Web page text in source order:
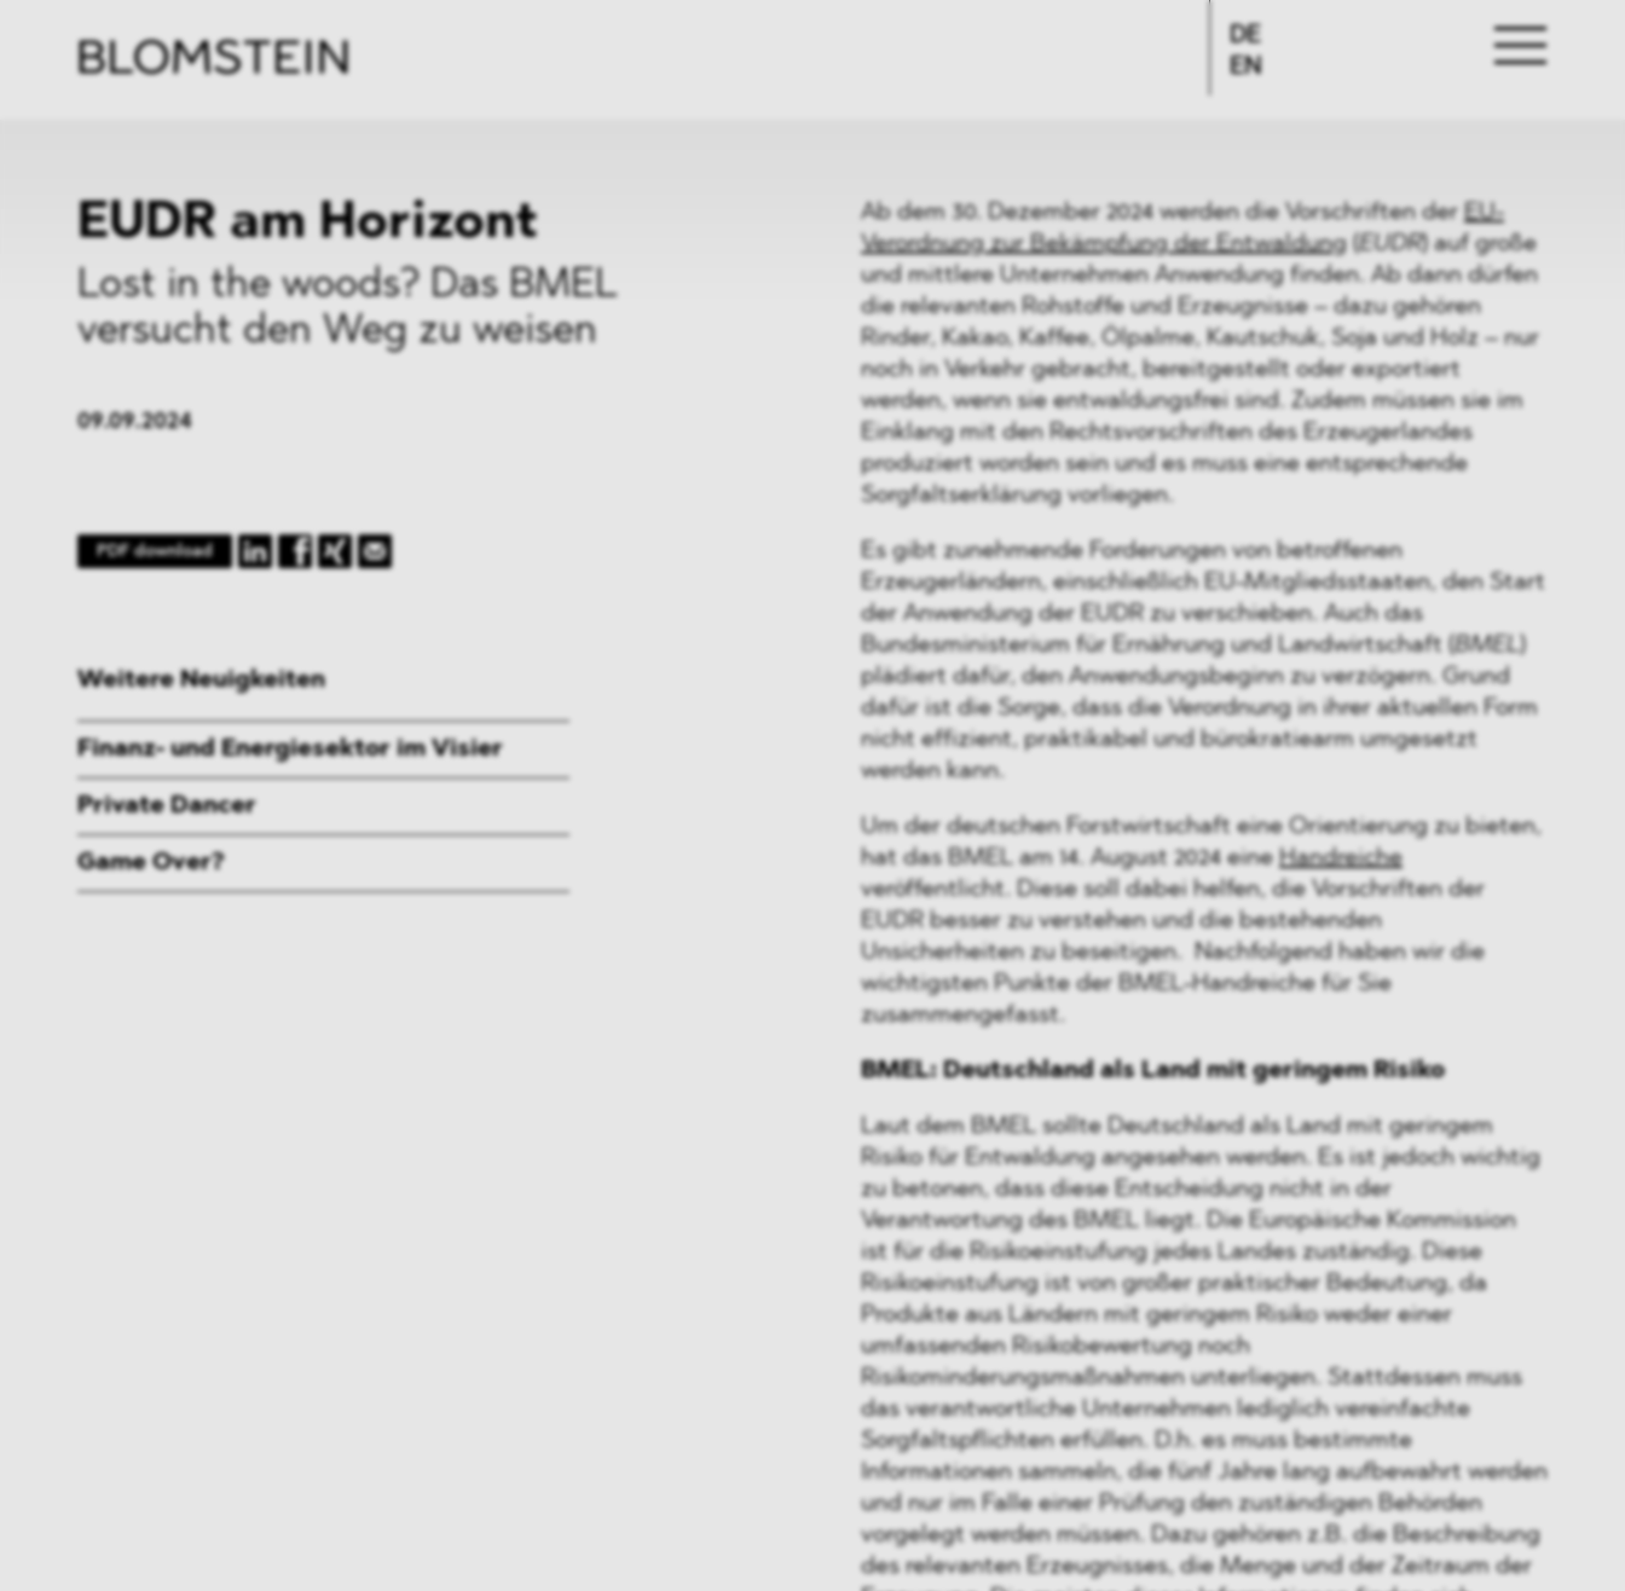
DE
EN
EUDR am Horizont
Lost in the woods? Das BMEL
versucht den Weg zu weisen
09.09.2024
PDF download
Ab dem 30. Dezember 2024 werden die Vorschriften der EU-
Verordnung zur Bekämpfung der Entwaldung( EUDR) auf große
und mittlere Unternehmen Anwendung finden. Ab dann dürfen
die relevanten Rohstoffe und Erzeugnisse – dazu gehören
Rinder, Kakao, Kaffee, Ölpalme, Kautschuk, Soja und Holz – nur
noch in Verkehr gebracht, bereitgestellt oder exportiert
werden, wenn sie entwaldungsfrei sind. Zudem müssen sie im
Einklang mit den Rechtsvorschriften des Erzeugerlandes
produziert worden sein und es muss eine entsprechende
Sorgfaltserklärung vorliegen.
Es gibt zunehmende Forderungen von betroffenen
Erzeugerländern, einschließlich EU-Mitgliedsstaaten, den Start
der Anwendung der EUDR zu verschieben. Auch das
Bundesministerium für Ernährung und Landwirtschaft (
BMEL)
plädiert dafür, den Anwendungsbeginn zu verzögern. Grund
dafür ist die Sorge, dass die Verordnung in ihrer aktuellen Form
nicht effizient, praktikabel und bürokratiearm umgesetzt
werden kann.
Um der deutschen Forstwirtschaft eine Orientierung zu bieten,
hat das BMEL am 14. August 2024 eine Handreiche
veröffentlicht. Diese soll dabei helfen, die Vorschriften der
EUDR besser zu verstehen und die bestehenden
Unsicherheiten zu beseitigen. Nachfolgend haben wir die
wichtigsten Punkte der BMEL-Handreiche für Sie
zusammengefasst.
BMEL: Deutschland als Land mit geringem Risiko
Laut dem BMEL sollte Deutschland als Land mit geringem
Risiko für Entwaldung angesehen werden. Es ist jedoch wichtig
zu betonen, dass diese Entscheidung nicht in der
Verantwortung des BMEL liegt. Die Europäische Kommission
ist für die Risikoeinstufung jedes Landes zuständig. Diese
Risikoeinstufung ist von großer praktischer Bedeutung, da
Produkte aus Ländern mit geringem Risiko weder einer
umfassenden Risikobewertung noch
Risikominderungsmaßnahmen unterliegen. Stattdessen muss
das verantwortliche Unternehmen lediglich vereinfachte
Sorgfaltspflichten erfüllen. D.h. es muss bestimmte
Informationen sammeln, die fünf Jahre lang aufbewahrt werden
und nur im Falle einer Prüfung den zuständigen Behörden
vorgelegt werden müssen. Dazu gehören z.B. die Beschreibung
des relevanten Erzeugnisses, die Menge und der Zeitraum der
Weitere Neuigkeiten
Finanz- und Energiesektor im Visier
Private Dancer
Game Over?